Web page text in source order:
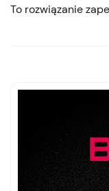
To rozwiązanie